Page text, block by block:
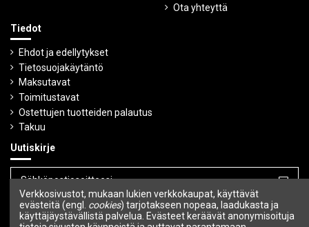
Ota yhteyttä
Tiedot
Ehdot ja edellytykset
Tietosuojakäytäntö
Maksutavat
Toimitustavat
Ostettujen tuotteiden palautus
Takuu
Uutiskirje
Voit peruuttaa tilauksen milloin tahansa.
Verkkosivustot, mukaan lukien verkkokaupat, käyttävät
evästeitä (engl. cookies) tarjotakseen nopeaa, laadukasta ja
käyttäjäystävällistä palvelua. Evästeet keräävät anonymisoituja